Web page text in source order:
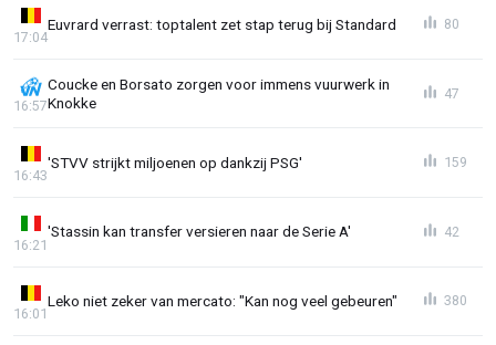
Euvrard verrast: toptalent zet stap terug bij Standard
17:04
80
Coucke en Borsato zorgen voor immens vuurwerk in
Knokke
16:57
47
'STVV strijkt miljoenen op dankzij PSG'
16:43
159
'Stassin kan transfer versieren naar de Serie A'
16:21
42
Leko niet zeker van mercato: "Kan nog veel gebeuren"
16:01
380